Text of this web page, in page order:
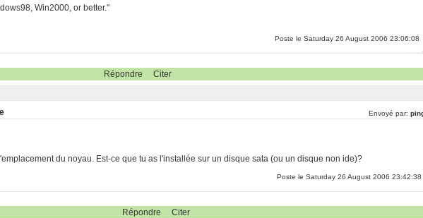
Win2000, or better."
Poste le Saturday 26 August 2006 23:06:08
Répondre Citer
Envoyé par:
du noyau. Est-ce que tu as l'installée sur un disque sata (ou un disque non ide)?
Poste le Saturday 26 August 2006 23:42:38
Répondre Citer